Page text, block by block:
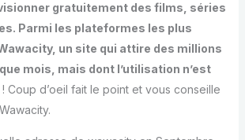
gratuitement des films, séries
Parmi les plateformes les plus
un site qui attire des millions
mois, mais dont l’utilisation n’est
! Coup d’oeil fait le point et vous conseille